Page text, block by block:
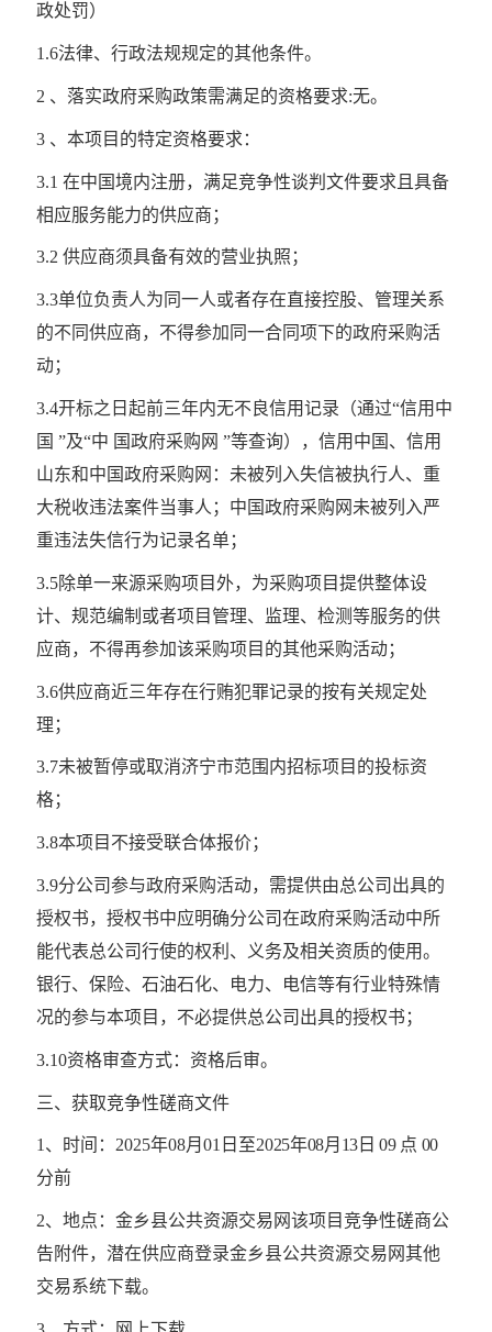
政处罚）
1.6法律、行政法规规定的其他条件。
2 、落实政府采购政策需满足的资格要求:无。
3 、本项目的特定资格要求：
3.1 在中国境内注册，满足竞争性谈判文件要求且具备
相应服务能力的供应商；
3.2 供应商须具备有效的营业执照；
3.3单位负责人为同一人或者存在直接控股、管理关系
的不同供应商，不得参加同一合同项下的政府采购活
动；
3.4开标之日起前三年内无不良信用记录（通过“信用中
国 ”及“中 国政府采购网 ”等查询），信用中国、信用
山东和中国政府采购网：未被列入失信被执行人、重
大税收违法案件当事人；中国政府采购网未被列入严
重违法失信行为记录名单；
3.5除单一来源采购项目外，为采购项目提供整体设
计、规范编制或者项目管理、监理、检测等服务的供
应商，不得再参加该采购项目的其他采购活动；
3.6供应商近三年存在行贿犯罪记录的按有关规定处
理；
3.7未被暂停或取消济宁市范围内招标项目的投标资
格；
3.8本项目不接受联合体报价；
3.9分公司参与政府采购活动，需提供由总公司出具的
授权书，授权书中应明确分公司在政府采购活动中所
能代表总公司行使的权利、义务及相关资质的使用。
银行、保险、石油石化、电力、电信等有行业特殊情
况的参与本项目，不必提供总公司出具的授权书；
3.10资格审查方式：资格后审。
三、获取竞争性磋商文件
1、时间：2025年08月01日 至2025年08月13日 09 点 00
分前
2、地点：金乡县公共资源交易网该项目竞争性磋商公
告附件，潜在供应商登录金乡县公共资源交易网其他
交易系统下载。